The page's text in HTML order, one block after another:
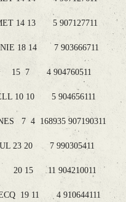
14 13 5 907127711
18 14 7 903666711
15 7 4 904760511
10 10 5 904656111
7 4 168935 907190311
23 20 7 990305411
20 15 11 904210011
19 11 4 910644111